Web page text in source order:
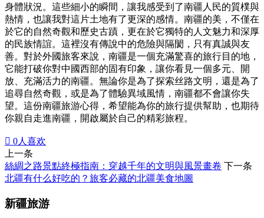
身體狀況。這些細小的瞬間，讓我感受到了南疆人民的質樸與
熱情，也讓我對這片土地有了更深的感情。南疆的美，不僅在
於它的自然奇觀和歷史古蹟，更在於它獨特的人文魅力和深厚
的民族情誼。這裡沒有傳說中的危險與隔閡，只有真誠與友
善。對於外國旅客來說，南疆是一個充滿驚喜的旅行目的地，
它能打破你對中國西部的固有印象，讓你看見一個多元、開
放、充滿活力的南疆。無論你是為了探索丝路文明，還是為了
追尋自然奇觀，或是為了體驗異域風情，南疆都不會讓你失
望。這份南疆旅游心得，希望能為你的旅行提供幫助，也期待
你親自走進南疆，開啟屬於自己的精彩旅程。
 0人喜欢
上一条
絲綢之路景點終極指南：穿越千年的文明與風景畫卷 下一条
北疆有什么好吃的？旅客必藏的北疆美食地圖
新疆旅游